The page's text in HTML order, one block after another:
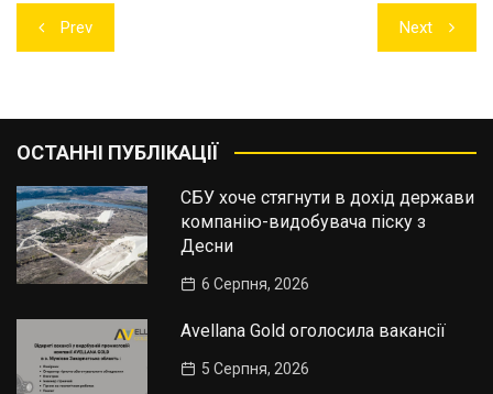
Навігація
записів
Prev Next
ОСТАННІ ПУБЛІКАЦІЇ
СБУ хоче стягнути в дохід держави
компанію-видобувача піску з
Десни
6 Серпня, 2026
Avellana Gold оголосила вакансії
5 Серпня, 2026